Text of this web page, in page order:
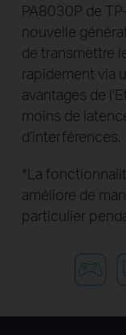
PA8030P de
nouvelle
de transmettre
rapidement via
avantages de
moins de
d’interférences.
* La
améliore de
particulier